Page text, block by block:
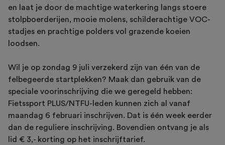
en laat je door de machtige waterkering langs stoere
stolpboerderijen, mooie molens, schilderachtige VOC-
stadjes en prachtige polders vol grazende koeien
loodsen.
Wil je op zondag 9 juli verzekerd zijn van één van de
felbegeerde startplekken? Maak dan gebruik van de
speciale voorinschrijving die we geregeld hebben:
Fietssport PLUS/NTFU-leden kunnen zich al vanaf
maandag 6 februari inschrijven. Dat is één week eerder
dan de reguliere inschrijving. Bovendien ontvang je als
lid € 3,- korting op het inschrijftarief.